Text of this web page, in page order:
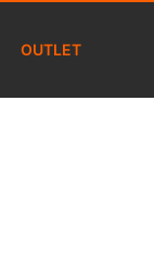
OUTLET